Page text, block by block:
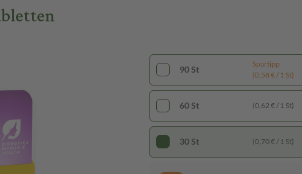
90 St
Spartipp
(0,58 € / 1 St)
60 St (0,62 € / 1 St)
30 St (0,70 € / 1 St)